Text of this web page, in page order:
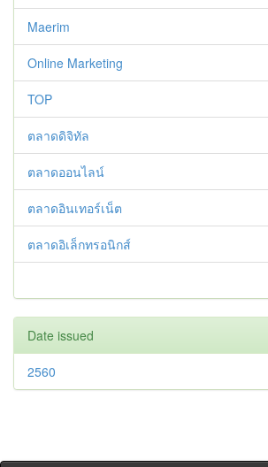
Maerim
Online Marketing
TOP
ตลาดดิจิทัล
ตลาดออนไลน์
ตลาดอินเทอร์เน็ต
ตลาดอิเล็กทรอนิกส์
Date issued
2560